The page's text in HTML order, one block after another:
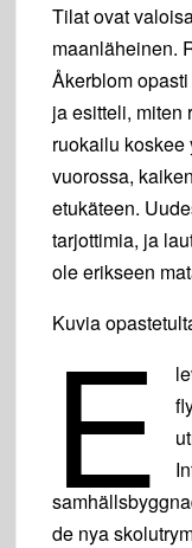
Tilat ovat
maanläheinen.
Åkerblom
ja esitteli, miten
ruokailu
vuorossa,
etukäteen.
tarjottimia, ja
ole erikseen
Kuvia
E
de nya